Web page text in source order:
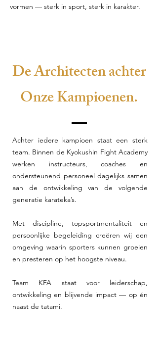
vormen — sterk in sport, sterk in karakter.
De Architecten achter
Onze Kampioenen.
Achter iedere kampioen staat een sterk
team. Binnen de Kyokushin Fight Academy
werken instructeurs, coaches en
ondersteunend personeel dagelijks samen
aan de ontwikkeling van de volgende
generatie karateka’s.
Met discipline, topsportmentaliteit en
persoonlijke begeleiding creëren wij een
omgeving waarin sporters kunnen groeien
en presteren op het hoogste niveau.
Team KFA staat voor leiderschap,
ontwikkeling en blijvende impact — op én
naast de tatami.